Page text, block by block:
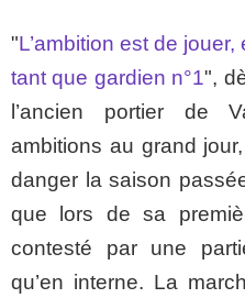
"L’ambition est de
tant que gardien n°1",
l’ancien portier de
ambitions au grand
danger la saison
que lors de sa
contesté par une
qu’en interne. La